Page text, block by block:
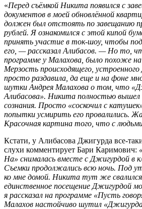
«Перед съёмкой Никита появился с
документов в моей обновлённой
должен был отстоять по завещанию
рублей. Я ознакомился с этой кипой
принять участие в ток-шоу, чтобы
его, — рассказал Алибасов. — Но то,
программе у Малахова, было похоже
Мерзость происходящего,
просто раздавила, да еще и на фоне
шутки Андрея Малахова о том, что
Алибасова». Никита полностью вышел
сознания. Просто «соскочил с
попытки усмирить его провалились.
Красочная картина того, что с
Кстати, у Алибасова Джигурда все-
слухи комментирует Бари Каримович:
На» снималась вместе с Джигурдой в
Съемки продолжались всю ночь. Под
ко мне домой. Никита тут же
единственное посещение Джигурдой
я рассказал на программе «Пусть
Малахов настойчиво шутил